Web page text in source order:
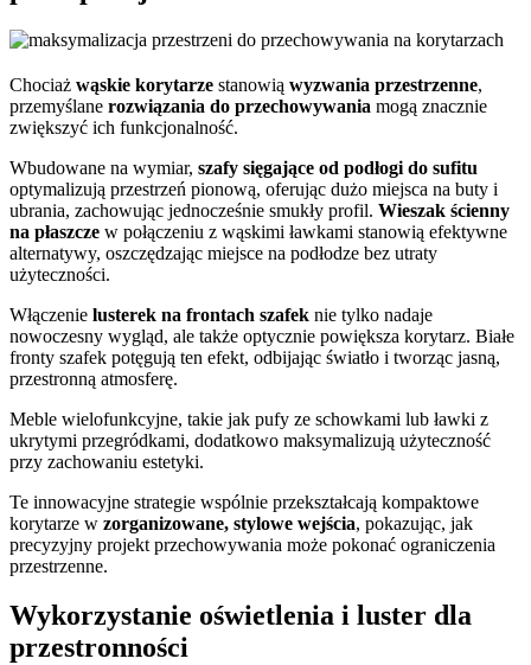
Chociaż wąskie korytarze stanowią wyzwania przestrzenne,
przemyślane rozwiązania do przechowywania mogą znacznie
zwiększyć ich funkcjonalność.
Wbudowane na wymiar, szafy sięgające od podłogi do sufitu
optymalizują przestrzeń pionową, oferując dużo miejsca na buty i
ubrania, zachowując jednocześnie smukły profil. Wieszak ścienny
na płaszcze w połączeniu z wąskimi ławkami stanowią efektywne
alternatywy, oszczędzając miejsce na podłodze bez utraty
użyteczności.
Włączenie lusterek na frontach szafek nie tylko nadaje
nowoczesny wygląd, ale także optycznie powiększa korytarz. Białe
fronty szafek potęgują ten efekt, odbijając światło i tworząc jasną,
przestronną atmosferę.
Meble wielofunkcyjne, takie jak pufy ze schowkami lub ławki z
ukrytymi przegródkami, dodatkowo maksymalizują użyteczność
przy zachowaniu estetyki.
Te innowacyjne strategie wspólnie przekształcają kompaktowe
korytarze w zorganizowane, stylowe wejścia, pokazując, jak
precyzyjny projekt przechowywania może pokonać ograniczenia
przestrzenne.
Wykorzystanie oświetlenia i luster dla
przestronności